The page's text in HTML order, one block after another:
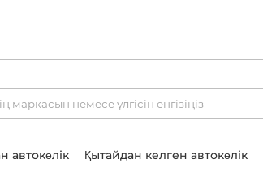
автокөлік Қытайдан келген автокөлік